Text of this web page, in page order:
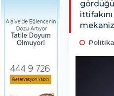
Politika